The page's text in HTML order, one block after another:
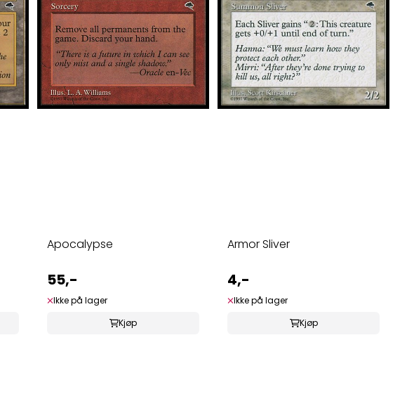
Apocalypse
55,-
Ikke på lager
Kjøp
Armor Sliver
4,-
Ikke på lager
Kjøp